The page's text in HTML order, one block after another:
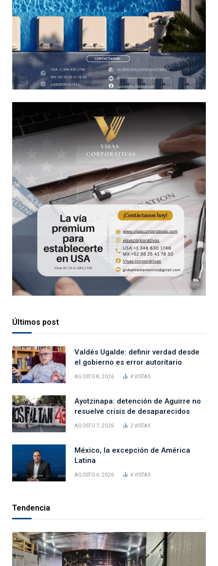
Últimos post
Valdés Ugalde: definir verdad desde
el gobierno es error autoritario
AGOSTO 8, 2026 4VISTAS
Ayotzinapa: detención de Aguirre no
resuelve crisis de desaparecidos
AGOSTO 7, 2026 2VISTAS
México, la excepción de América
Latina
AGOSTO 4, 2026 4VISTAS
Tendencia